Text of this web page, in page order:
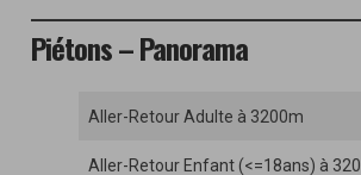
Piétons – Panorama
Aller-Retour Adulte à 3200m
Aller-Retour Enfant (<=18ans) à